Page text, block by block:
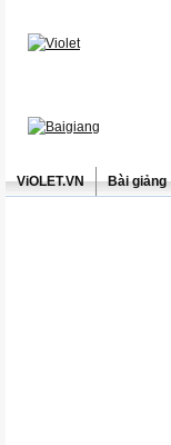
ViOLET.VN Bài giảng